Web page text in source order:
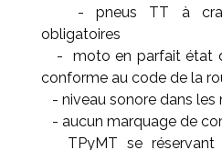
- pneus TT à
obligatoires
- moto en parfait état
conforme au code de la
- niveau sonore dans les
- aucun marquage de
TPyMT se réservant